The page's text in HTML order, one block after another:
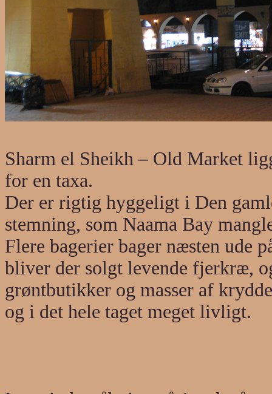
Sharm el Sheikh – Old Market
for en taxa.
Der er rigtig hyggeligt i Den
stemning, som Naama Bay
Flere bagerier bager næsten ude
bliver der solgt levende fjerkræ,
grøntbutikker og masser af
og i det hele taget meget livligt.